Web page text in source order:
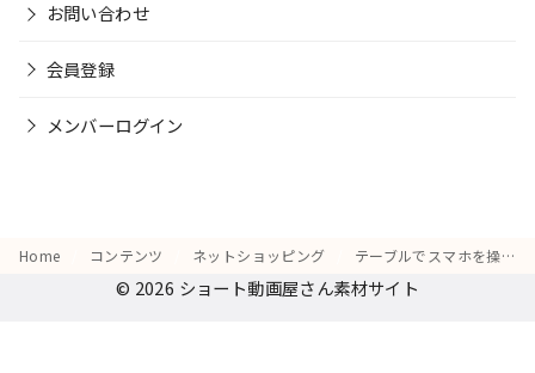
お問い合わせ
会員登録
メンバーログイン
Home コンテンツ ネットショッピング テーブルでスマホを操作しながら、「レビューを読んで納得する」真剣な表情
© 2026 ショート動画屋さん素材サイト